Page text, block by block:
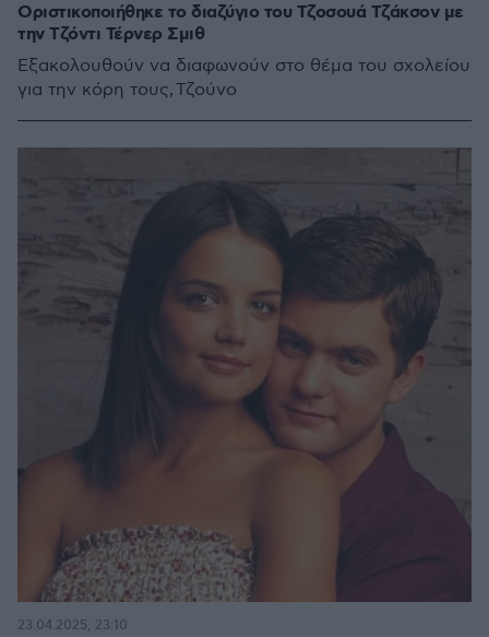
Οριστικοποιήθηκε το διαζύγιο του Τζοσουά Τζάκσον με
την Τζόντι Τέρνερ Σμιθ
Εξακολουθούν να διαφωνούν στο θέμα του σχολείου
για την κόρη τους, Τζούνο
23.04.2025, 23:10